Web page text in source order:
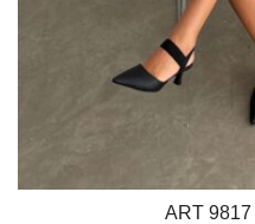
ART 9817